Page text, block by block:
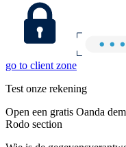
go to client zone
Test onze rekening
Open een gratis Oanda
Rodo section